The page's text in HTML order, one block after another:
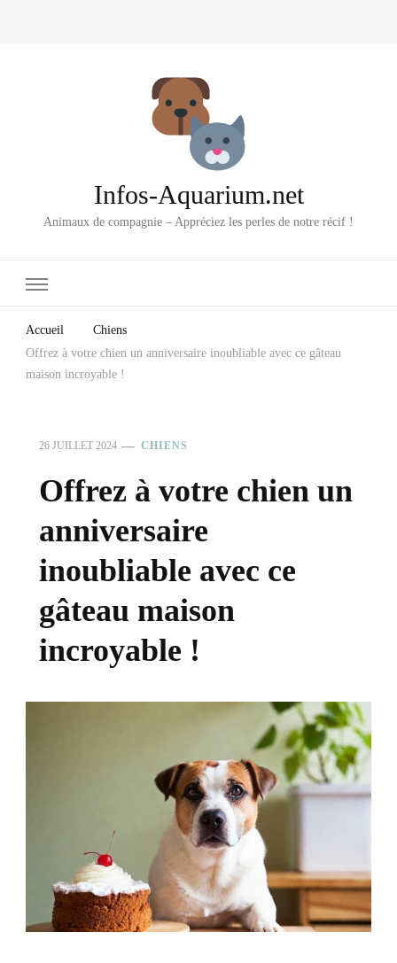
Infos-Aquarium.net
Animaux de compagnie – Appréciez les perles de notre récif !
Accueil
Chiens
Offrez à votre chien un anniversaire inoubliable avec ce gâteau
maison incroyable !
26 JUILLET 2024 CHIENS
Offrez à votre chien un
anniversaire
inoubliable avec ce
gâteau maison
incroyable !